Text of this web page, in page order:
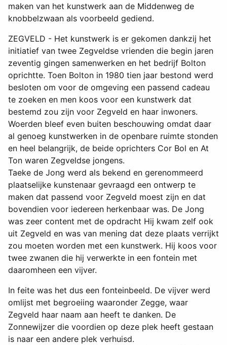
maken van het kunstwerk aan de Middenweg de
knobbelzwaan als voorbeeld gediend.
ZEGVELD - Het kunstwerk is er gekomen dankzij het
initiatief van twee Zegveldse vrienden die begin jaren
zeventig gingen samenwerken en het bedrijf Bolton
oprichtte. Toen Bolton in 1980 tien jaar bestond werd
besloten om voor de omgeving een passend cadeau
te zoeken en men koos voor een kunstwerk dat
bestemd zou zijn voor Zegveld en haar inwoners.
Woerden bleef even buiten beschouwing omdat daar
al genoeg kunstwerken in de openbare ruimte stonden
en heel belangrijk, de beide oprichters Cor Bol en At
Ton waren Zegveldse jongens.
Taeke de Jong werd als bekend en gerenommeerd
plaatselijke kunstenaar gevraagd een ontwerp te
maken dat passend voor Zegveld moest zijn en dat
bovendien voor iedereen herkenbaar was. De Jong
was zeer content met de opdracht Hij kwam zelf ook
uit Zegveld en was van mening dat deze plaats verrijkt
zou moeten worden met een kunstwerk. Hij koos voor
twee zwanen die hij verwerkte in een fontein met
daaromheen een vijver.
In feite was het dus een fonteinbeeld. De vijver werd
omlijst met begroeiing waaronder Zegge, waar
Zegveld haar naam aan heeft te danken. De
Zonnewijzer die voordien op deze plek heeft gestaan
is naar een andere plek verhuisd.